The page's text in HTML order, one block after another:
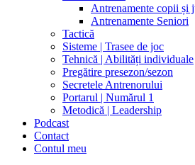
Antrenamente copii și
Antrenamente Seniori
Tactică
Sisteme | Trasee de joc
Tehnică | Abilități individuale
Pregătire presezon/sezon
Secretele Antrenorului
Portarul | Numărul 1
Metodică | Leadership
Podcast
Contact
Contul meu